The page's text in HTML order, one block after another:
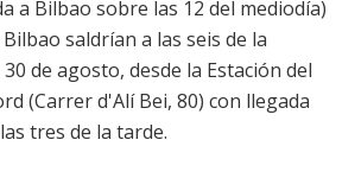
a Bilbao sobre las 12 del mediodía)
saldrían a las seis de la
de agosto, desde la Estación del
(Carrer d'Alí Bei, 80) con llegada
tres de la tarde.